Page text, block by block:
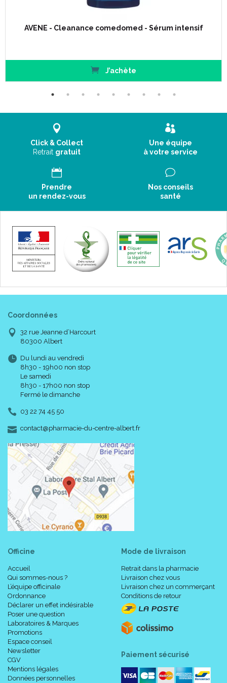
La peau est nette, fraîche et purifiée.
Le bon geste :
Appliquez matin et/ou soir sur le visage et les yeux à l’aide d’un
d’Avène .
Appliquez ensuite le produit de soin Cleanance ou
adapté.
Résultats cliniques :
L'efficacité clinique de Cleanance Eau micellaire a été prouvée
sous contrôle dermatologique (1) :
Immédiatement après utilisation, la peau est douce au
de façon significative l’excès de sébum et le taux de
regraissage.
(1) 32 sujets ayant une peau grasse à tendance acnéique. 2
applications par jour sur le visage pendant 28 jours.
Composition :
AVENE THERMAL SPRING WATER (AVENE AQUA). BUTYLENE
GLYCOL. PENTYLENE GLYCOL. PEG-6 APRYLIC/CAPRIC
AVENE - Cleanance comedomed - Sérum intensif
J’achète
Click & Collect
Retrait gratuit
Une équipe
à votre service
Prendre
un rendez-vous
Nos conseils
santé
Coordonnées
32 rue Jeanne d’Harcourt
80300 Albert
Du lundi au vendredi
8h30 - 19h00 non stop
Le samedi
8h30 - 17h00 non stop
Fermé le dimanche
03 22 74 45 50
contact-
@-
pharmacie-du-centre-albert.fr
Officine
Accueil
Qui sommes-nous ?
L’équipe officinale
Ordonnance
Déclarer un effet indésirable
Poser une question
Laboratoires & Marques
Promotions
Espace conseil
Newsletter
CGV
Mentions légales
Données personnelles
Mode de livraison
Retrait dans la pharmacie
Livraison chez vous
Livraison chez un commerçant
Conditions de retour
Paiement sécurisé